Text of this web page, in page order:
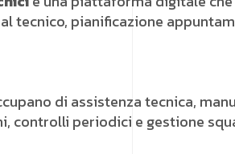
tecnico, pianificazione
di assistenza tecnica,
controlli periodici e gestione